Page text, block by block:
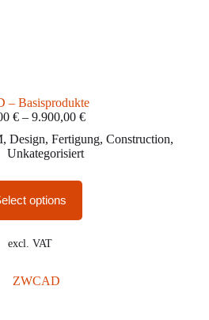
– Basisprodukte
€– 9.900,00 €
,Design,Fertigung,Construction,
Unkategorisiert
options
excl. VAT